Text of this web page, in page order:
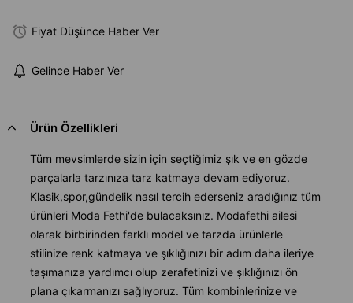
Fiyat Düşünce Haber Ver
Gelince Haber Ver
Ürün Özellikleri
Tüm mevsimlerde sizin için seçtiğimiz şık ve en gözde
parçalarla tarzınıza tarz katmaya devam ediyoruz.
Klasik,spor,gündelik nasıl tercih ederseniz aradığınız tüm
ürünleri Moda Fethi'de bulacaksınız. Modafethi ailesi
olarak birbirinden farklı model ve tarzda ürünlerle
stilinize renk katmaya ve şıklığınızı bir adım daha ileriye
taşımanıza yardımcı olup zerafetinizi ve şıklığınızı ön
plana çıkarmanızı sağlıyoruz. Tüm kombinlerinize ve